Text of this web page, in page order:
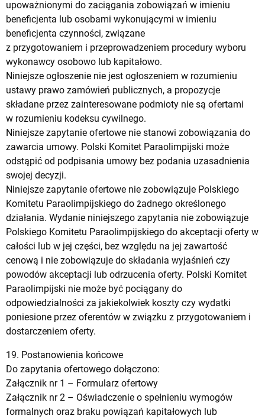
upoważnionymi do zaciągania zobowiązań w imieniu
beneficjenta lub osobami wykonującymi w imieniu
beneficjenta czynności, związane
z przygotowaniem i przeprowadzeniem procedury wyboru
wykonawcy osobowo lub kapitałowo.
Niniejsze ogłoszenie nie jest ogłoszeniem w rozumieniu
ustawy prawo zamówień publicznych, a propozycje
składane przez zainteresowane podmioty nie są ofertami
w rozumieniu kodeksu cywilnego.
Niniejsze zapytanie ofertowe nie stanowi zobowiązania do
zawarcia umowy. Polski Komitet Paraolimpijski może
odstąpić od podpisania umowy bez podania uzasadnienia
swojej decyzji.
Niniejsze zapytanie ofertowe nie zobowiązuje Polskiego
Komitetu Paraolimpijskiego do żadnego określonego
działania. Wydanie niniejszego zapytania nie zobowiązuje
Polskiego Komitetu Paraolimpijskiego do akceptacji oferty w
całości lub w jej części, bez względu na jej zawartość
cenową i nie zobowiązuje do składania wyjaśnień czy
powodów akceptacji lub odrzucenia oferty. Polski Komitet
Paraolimpijski nie może być pociągany do
odpowiedzialności za jakiekolwiek koszty czy wydatki
poniesione przez oferentów w związku z przygotowaniem i
dostarczeniem oferty.
19. Postanowienia końcowe
Do zapytania ofertowego dołączono:
Załącznik nr 1 – Formularz ofertowy
Załącznik nr 2 – Oświadczenie o spełnieniu wymogów
formalnych oraz braku powiązań kapitałowych lub